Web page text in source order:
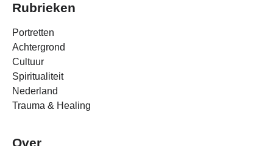
Rubrieken
Portretten
Achtergrond
Cultuur
Spiritualiteit
Nederland
Trauma & Healing
Over